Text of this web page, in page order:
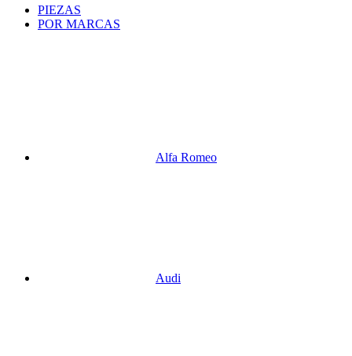
PIEZAS
POR MARCAS
Alfa Romeo
Audi